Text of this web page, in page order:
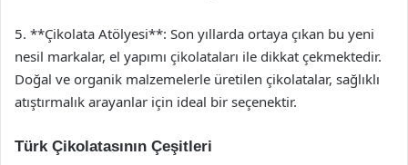
5. **Çikolata Atölyesi**: Son yıllarda ortaya çıkan bu yeni
nesil markalar, el yapımı çikolataları ile dikkat çekmektedir.
Doğal ve organik malzemelerle üretilen çikolatalar, sağlıklı
atıştırmalık arayanlar için ideal bir seçenektir.
Türk Çikolatasının Çeşitleri